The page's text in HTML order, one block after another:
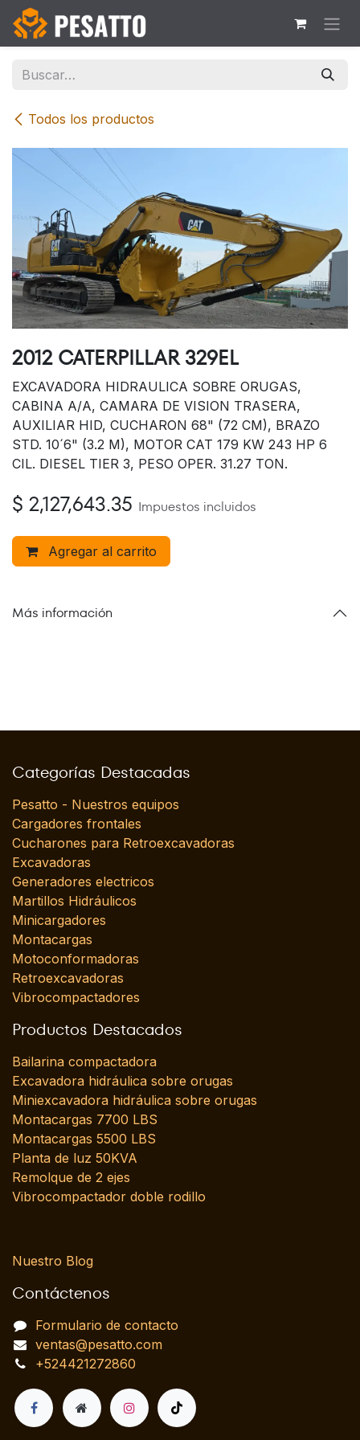
Ir al contenido
Todos los productos
2012 CATERPILLAR 329EL
EXCAVADORA HIDRAULICA SOBRE ORUGAS,
CABINA A/A, CAMARA DE VISION TRASERA,
AUXILIAR HID, CUCHARON 68" (72 CM), BRAZO
STD. 10´6" (3.2 M), MOTOR CAT 179 KW 243 HP 6
CIL. DIESEL TIER 3, PESO OPER. 31.27 TON.
$ 2,127,643.35 Impuestos incluidos
Agregar al carrito
Más información
Categorías Destacadas
Pesatto - Nuestros equipos
Cargadores frontales
Cucharones para Retroexcavadoras
Excavadoras
Generadores electricos
Martillos Hidráulicos
Minicargadores
Montacargas
Motoconformadoras
Retroexcavadoras
Vibrocompactadores
Productos Destacados
Bailarina compactadora
Excavadora hidráulica sobre orugas
Miniexcavadora hidráulica sobre orugas
Montacargas 7700 LBS
Montacargas 5500 LBS
Planta de luz 50KVA
Remolque de 2 ejes
Vibrocompactador doble rodillo
Nuestro Blog
Contáctenos
Formulario de contacto
ventas@pesatto.com
+524421272860